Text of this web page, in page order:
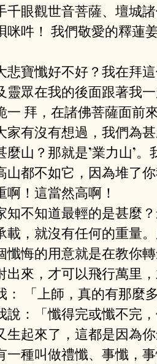
千眼觀世⾳菩薩、壇城
咪吽！ 我們敬愛的釋蓮
悲寶懺好不好？我在拜
靈眾在我的後⾯跟著我
⼀ 拜，在諸佛菩薩⾯前
家有沒有想過，我們為
麼⼭？那就是’業⼒⼭’
山都不如它，因為堆了
啊！這當然⾼啊！
知不知道最輕的是甚麼
載，就沒有任何的重量
懺悔的⽤意就是在教你
出來，才可以⾶⾏萬⾥
： 「上師，真的有那麼
說：「懺得完或懺不完
生起來了，這都是因為
⼀種叫做禮懺、事懺，